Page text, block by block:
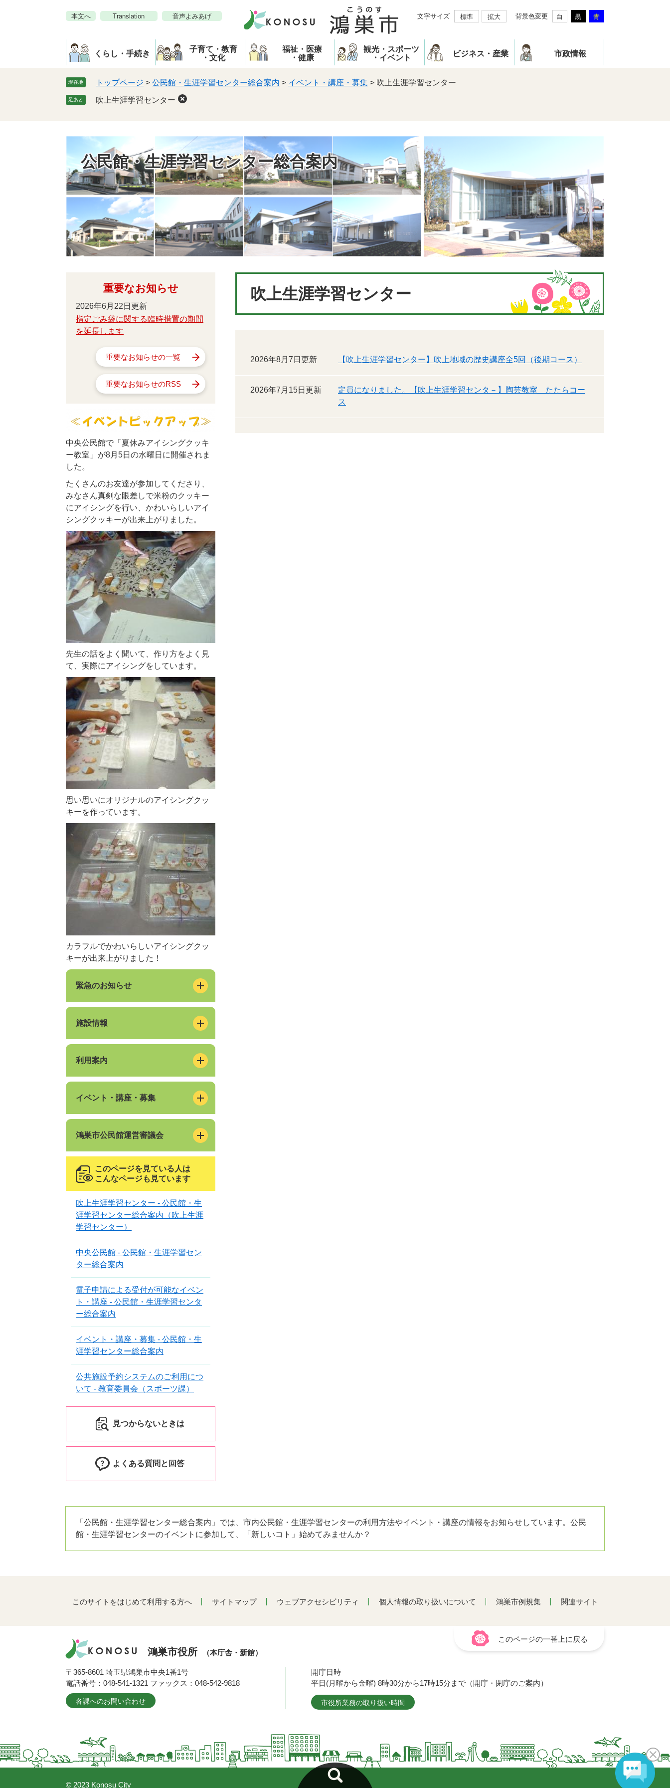
本文へ Translation 音声よみあげ 文字サイズ 標準 拡大 背景色変更 白 黒 青
くらし・手続き
子育て・教育
・文化
福祉・医療
・健康
観光・スポーツ
・イベント
ビジネス・産業 市政情報
現在地 トップページ > 公民館・生涯学習センター総合案内 > イベント・講座・募集 > 吹上生涯学習センター
足あと 吹上生涯学習センター
公民館・生涯学習センター総合案内
吹上生涯学習センター
2026年8月7日更新 【吹上生涯学習センター】吹上地域の歴史講座全5回（後期コース）
2026年7月15日更新
定員になりました。【吹上生涯学習センタ－】陶芸教室 たたらコー
ス
重要なお知らせ
2026年6月22日更新
指定ごみ袋に関する臨時措置の期間
を延長します
重要なお知らせの一覧
重要なお知らせのRSS
中央公民館で「夏休みアイシングクッキ
ー教室」が8月5日の水曜日に開催されま
した。
たくさんのお友達が参加してくださり、
みなさん真剣な眼差しで米粉のクッキー
にアイシングを行い、かわいらしいアイ
シングクッキーが出来上がりました。
先生の話をよく聞いて、作り方をよく見
て、実際にアイシングをしています。
思い思いにオリジナルのアイシングクッ
キーを作っています。
カラフルでかわいらしいアイシングクッ
キーが出来上がりました！
緊急のお知らせ
施設情報
利用案内
イベント・講座・募集
鴻巣市公民館運営審議会
このページを見ている人は
こんなページも見ています
吹上生涯学習センター - 公民館・生
涯学習センター総合案内（吹上生涯
学習センター）
中央公民館 - 公民館・生涯学習セン
ター総合案内
電子申請による受付が可能なイベン
ト・講座 - 公民館・生涯学習センタ
ー総合案内
イベント・講座・募集 - 公民館・生
涯学習センター総合案内
公共施設予約システムのご利用につ
いて - 教育委員会（スポーツ課）
見つからないときは
よくある質問と回答
「公民館・生涯学習センター総合案内」では、市内公民館・生涯学習センターの利用方法やイベント・講座の情報をお知らせしています。公民
館・生涯学習センターのイベントに参加して、「新しいコト」始めてみませんか？
このサイトをはじめて利用する方へ サイトマップ ウェブアクセシビリティ 個人情報の取り扱いについて 鴻巣市例規集 関連サイト
このページの一番上に戻る
鴻巣市役所 （本庁舎・新館）
〒365-8601 埼玉県鴻巣市中央1番1号
電話番号：048-541-1321 ファックス：048-542-9818
各課へのお問い合わせ
開庁日時
平日(月曜から金曜) 8時30分から17時15分まで（開庁・閉庁のご案内）
市役所業務の取り扱い時間
© 2023 Konosu City